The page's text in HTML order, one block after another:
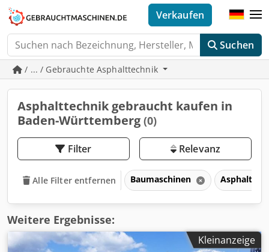
Suchen
Verkaufen
/ ... / Gebrauchte Asphalttechnik
Asphalttechnik gebraucht kaufen in
Baden-Württemberg (0)
Filter Relevanz
Alle Filter entfernen Baumaschinen
Weitere Ergebnisse:
Kleinanzeige